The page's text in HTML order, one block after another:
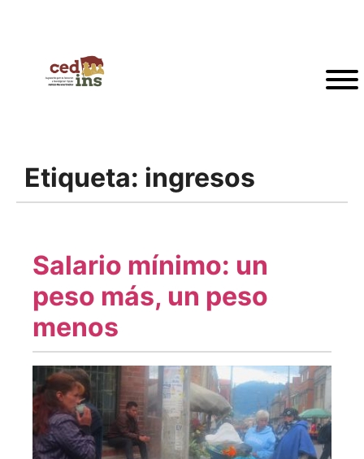
Etiqueta: ingresos
Salario mínimo: un
peso más, un peso
menos